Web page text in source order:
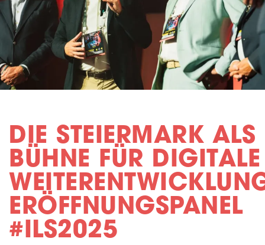
DIE STEIERMARK ALS
BÜHNE FÜR DIGITALE
ERÖFFNUNGSPANEL
#ILS2025